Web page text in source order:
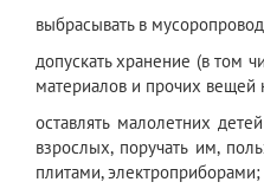
выбрасывать в
допускать хранение (в том
материалов и прочих вещей
оставлять малолетних
взрослых, поручать им,
плитами, электроприборами;